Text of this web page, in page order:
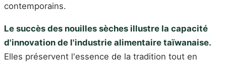
contemporains.
Le succès des nouilles sèches illustre la capacité
d'innovation de l'industrie alimentaire taïwanaise.
Elles préservent l'essence de la tradition tout en